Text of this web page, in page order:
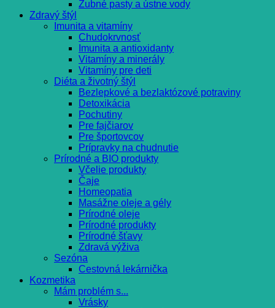
Zubné pasty a ústne vody
Zdravý štýl
Imunita a vitamíny
Chudokrvnosť
Imunita a antioxidanty
Vitamíny a minerály
Vitamíny pre deti
Diéta a životný štýl
Bezlepkové a bezlaktózové potraviny
Detoxikácia
Pochutiny
Pre fajčiarov
Pre športovcov
Prípravky na chudnutie
Prírodné a BIO produkty
Včelie produkty
Čaje
Homeopatia
Masážne oleje a gély
Prírodné oleje
Prírodné produkty
Prírodné šťavy
Zdravá výživa
Sezóna
Cestovná lekárnička
Kozmetika
Mám problém s...
Vrásky